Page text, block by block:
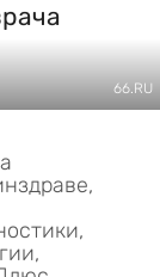
66.RU